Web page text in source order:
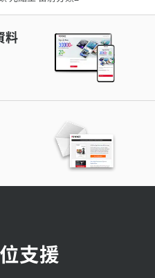
料
支援